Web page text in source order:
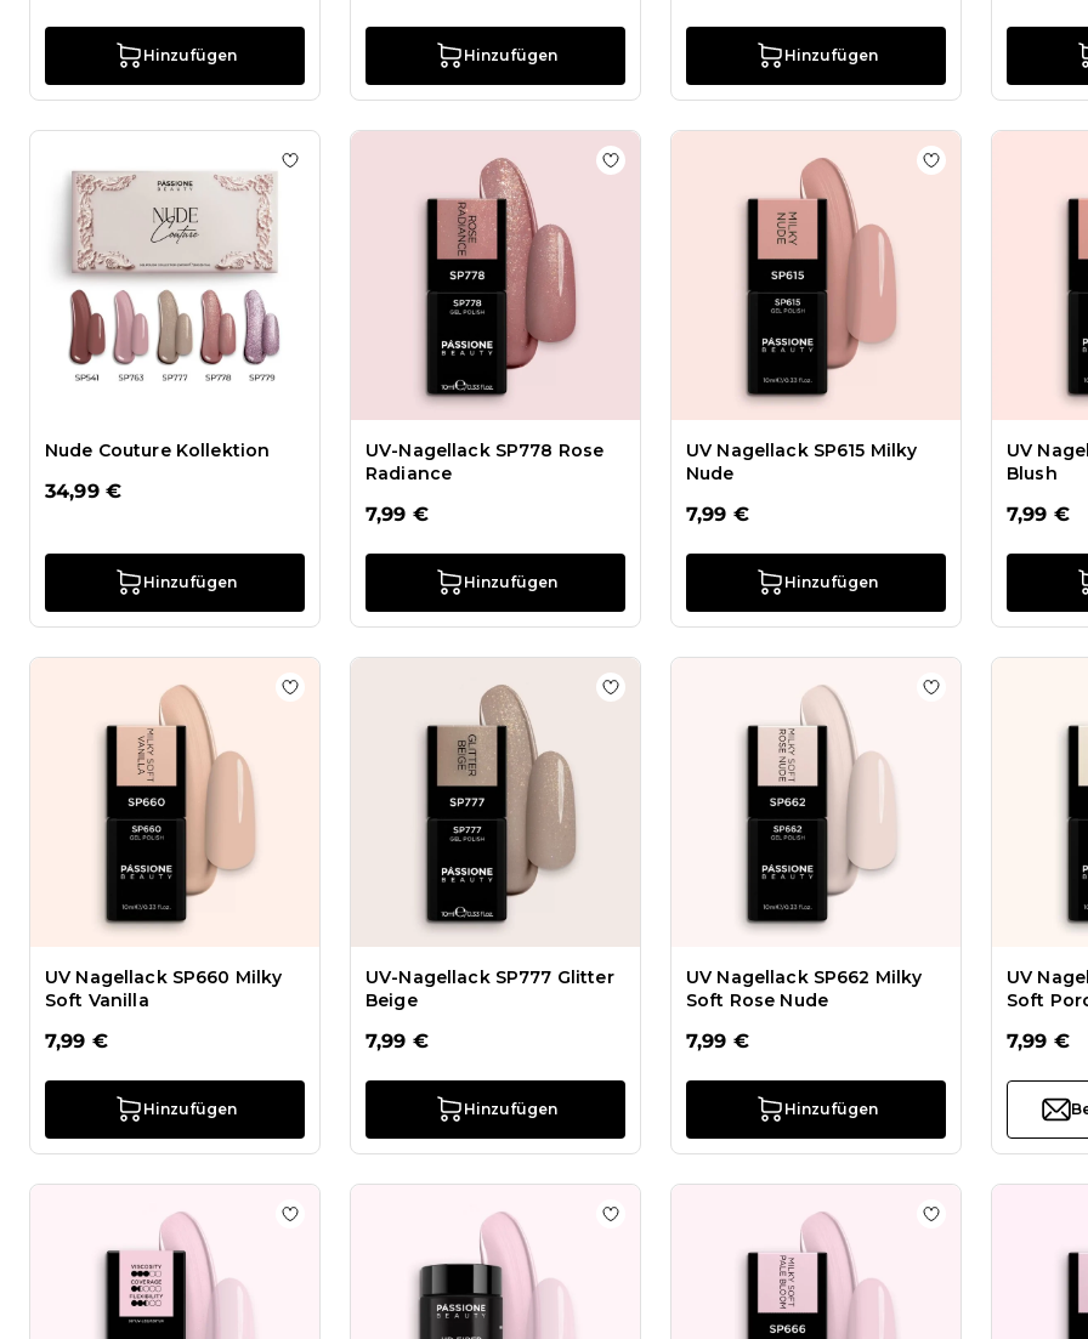
Hinzufügen Hinzufügen Hinzufügen
Nude Couture Kollektion
34,99 €
Hinzufügen
Zur Wunschliste hinzufügen Nude Couture Kollektion
UV-Nagellack SP778 Rose
Radiance
7,99 €
Hinzufügen
Zur Wunschliste hinzufügen UV-Nagellack SP778 Rose
UV Nagellack SP615 Milky
Nude
7,99 €
Hinzufügen
Zur Wunschliste
UV
Blush
7,99 €
UV Nagellack SP660 Milky
Soft Vanilla
7,99 €
Hinzufügen
Zur Wunschliste hinzufügen UV Nagellack SP660 Milky Soft Vanilla
UV-Nagellack SP777 Glitter
Beige
7,99 €
Hinzufügen
Zur Wunschliste hinzufügen UV-Nagellack SP777
UV Nagellack SP662 Milky
Soft Rose Nude
7,99 €
Hinzufügen
Zur Wunschliste
UV
Soft
7,99 €
Zur Wunschliste hinzufügen HD Fiber Base Baby Pink 15 mlZur Wunschliste hinzufügen HD Fiber Base Baby Pink
Zur Wunschliste